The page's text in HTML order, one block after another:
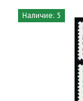
Наличие: 5